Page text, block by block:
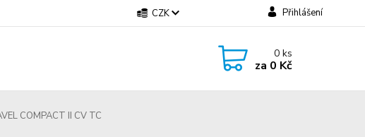
CZK Přihlášení
0ks
za 0 Kč
COMPACT II CV TC